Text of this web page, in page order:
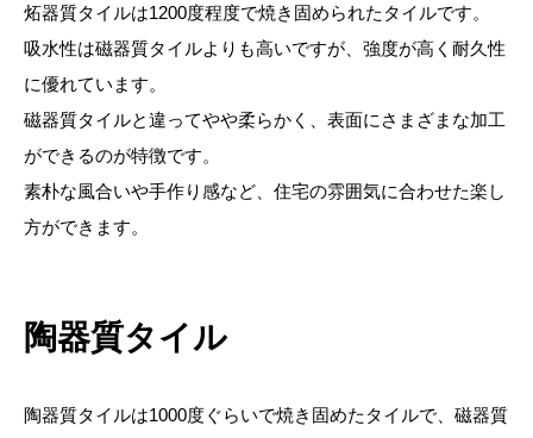
炻器質タイルは1200度程度で焼き固められたタイルです。
吸水性は磁器質タイルよりも高いですが、強度が高く耐久性
に優れています。
磁器質タイルと違ってやや柔らかく、表面にさまざまな加工
ができるのが特徴です。
素朴な風合いや手作り感など、住宅の雰囲気に合わせた楽し
方ができます。
陶器質タイル
陶器質タイルは1000度ぐらいで焼き固めたタイルで、磁器質